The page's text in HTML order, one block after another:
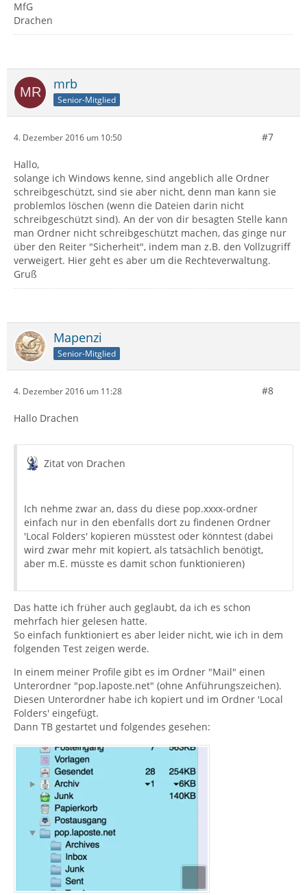
MfG
Drachen
mrb
Senior-Mitglied
4. Dezember 2016 um 10:50 #7
Hallo,
solange ich Windows kenne, sind angeblich alle Ordner
schreibgeschützt, sind sie aber nicht, denn man kann sie
problemlos löschen (wenn die Dateien darin nicht
schreibgeschützt sind). An der von dir besagten Stelle kann
man Ordner nicht schreibgeschützt machen, das ginge nur
über den Reiter "Sicherheit", indem man z.B. den Vollzugriff
verweigert. Hier geht es aber um die Rechteverwaltung.
Gruß
Mapenzi
Senior-Mitglied
4. Dezember 2016 um 11:28 #8
Hallo Drachen
Zitat von Drachen
Ich nehme zwar an, dass du diese pop.xxxx-ordner
einfach nur in den ebenfalls dort zu findenen Ordner
'Local Folders' kopieren müsstest oder könntest (dabei
wird zwar mehr mit kopiert, als tatsächlich benötigt,
aber m.E. müsste es damit schon funktionieren)
Das hatte ich früher auch geglaubt, da ich es schon
mehrfach hier gelesen hatte.
So einfach funktioniert es aber leider nicht, wie ich in dem
folgenden Test zeigen werde.
In einem meiner Profile gibt es im Ordner "Mail" einen
Unterordner "pop.laposte.net" (ohne Anführungszeichen).
Diesen Unterordner habe ich kopiert und im Ordner 'Local
Folders' eingefügt.
Dann TB gestartet und folgendes gesehen: